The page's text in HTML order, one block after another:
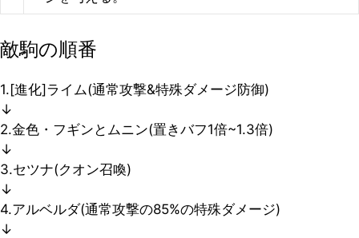
敵駒の順番
1.[進化]ライム(通常攻撃&特殊ダメージ防御)
↓
2.金色・フギンとムニン(置きバフ1倍~1.3倍)
↓
3.セツナ(クオン召喚)
↓
4.アルベルダ(通常攻撃の85%の特殊ダメージ)
↓